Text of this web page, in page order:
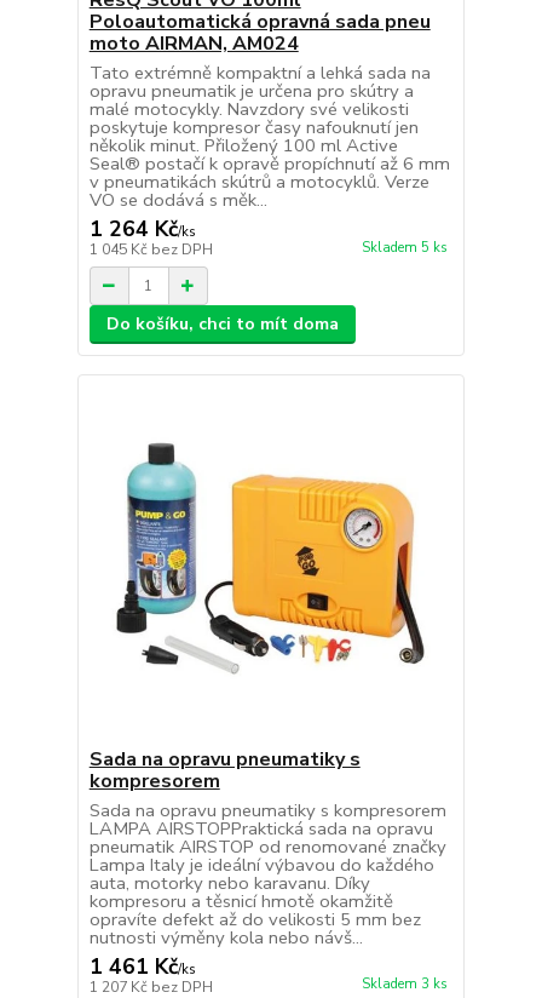
Poloautomatická opravná sada pneu
moto AIRMAN, AM024
Tato extrémně kompaktní a lehká sada na
opravu pneumatik je určena pro skútry a
malé motocykly. Navzdory své velikosti
poskytuje kompresor časy nafouknutí jen
několik minut. Přiložený 100 ml Active
Seal® postačí k opravě propíchnutí až 6 mm
v pneumatikách skútrů a motocyklů. Verze
VO se dodává s měk...
1 264 Kč/ks
1 045 Kč bez DPH Skladem 5 ks
Do košíku, chci to mít doma
Sada na opravu pneumatiky s
kompresorem
Sada na opravu pneumatiky s kompresorem
LAMPA AIRSTOPPraktická sada na opravu
pneumatik AIRSTOP od renomované značky
Lampa Italy je ideální výbavou do každého
auta, motorky nebo karavanu. Díky
kompresoru a těsnicí hmotě okamžitě
opravíte defekt až do velikosti 5 mm bez
nutnosti výměny kola nebo návš...
1 461 Kč/ks
1 207 Kč bez DPH Skladem 3 ks